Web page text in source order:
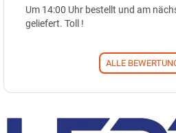
Um 14:00 Uhr bestellt und am
geliefert. Toll !
ALLE